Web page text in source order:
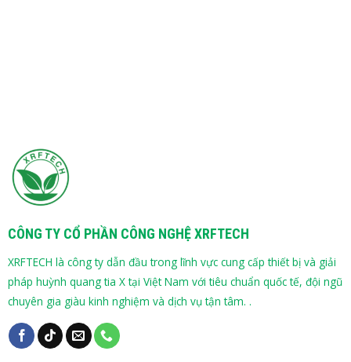
CÔNG TY CỔ PHẦN CÔNG NGHỆ XRFTECH
XRFTECH là công ty dẫn đầu trong lĩnh vực cung cấp thiết bị và giải
pháp huỳnh quang tia X tại Việt Nam với tiêu chuẩn quốc tế, đội ngũ
chuyên gia giàu kinh nghiệm và dịch vụ tận tâm. .